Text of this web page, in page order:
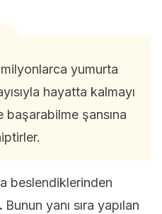
yumurta
hayatta kalmayı
şansına
beslendiklerinden
Bunun yanı sıra yapılan